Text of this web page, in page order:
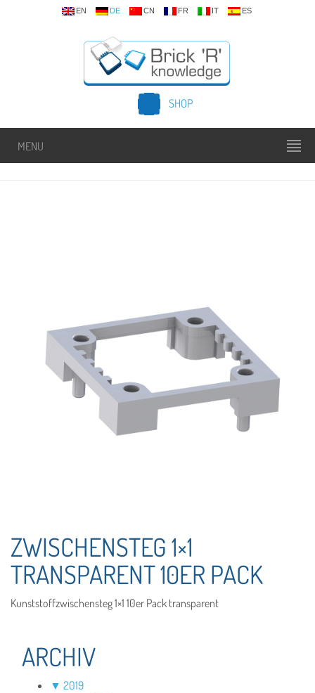
EN DE CN FR IT ES
SHOP
MENU
ZWISCHENSTEG 1×1
TRANSPARENT 10ER PACK
Kunststoffzwischensteg 1×1 10er Pack transparent
ARCHIV
▼ 2019